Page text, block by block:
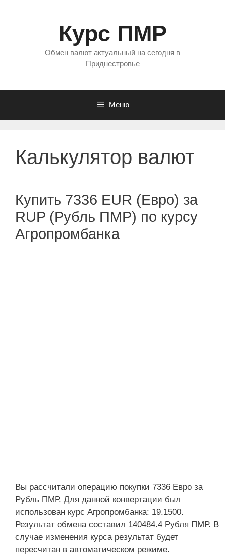
Курс ПМР
Обмен валют актуальный на сегодня в
Приднестровье
Меню
Калькулятор валют
Купить 7336 EUR (Евро) за
RUP (Рубль ПМР) по курсу
Агропромбанка
Вы рассчитали операцию покупки 7336 Евро за
Рубль ПМР. Для данной конвертации был
использован курс Агропромбанка: 19.1500.
Результат обмена составил 140484.4 Рубля ПМР. В
случае изменения курса результат будет
пересчитан в автоматическом режиме.